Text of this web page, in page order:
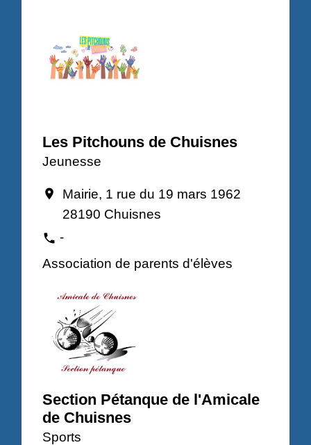
Les Pitchouns de Chuisnes
Jeunesse
location_on
Mairie, 1 rue du 19 mars 1962
28190 Chuisnes
phone -
Association de parents d'élèves
Section Pétanque de l'Amicale
de Chuisnes
Sports